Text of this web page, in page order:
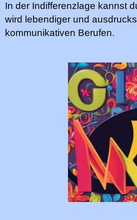
In der Indifferenzlage kannst
wird lebendiger und
kommunikativen Berufen.